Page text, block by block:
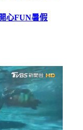
心FUN暑假